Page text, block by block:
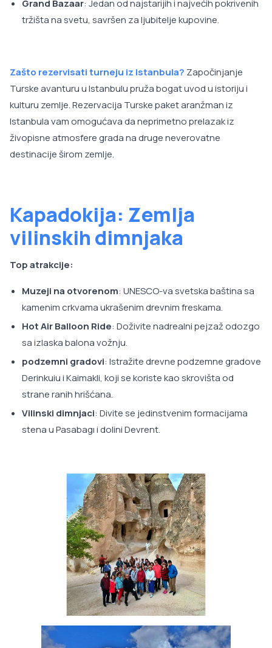
Grand Bazaar: Jedan od najstarijih i najvećih pokrivenih
tržišta na svetu, savršen za ljubitelje kupovine.
Zašto rezervisati turneju iz Istanbula? Započinjanje
Turske avanturu u Istanbulu pruža bogat uvod u istoriju i
kulturu zemlje. Rezervacija Turske paket aranžman iz
Istanbula vam omogućava da neprimetno prelazak iz
živopisne atmosfere grada na druge neverovatne
destinacije širom zemlje.
Kapadokija: Zemlja
vilinskih dimnjaka
Top atrakcije:
Muzeji na otvorenom: UNESCO-va svetska baština sa
kamenim crkvama ukrašenim drevnim freskama.
Hot Air Balloon Ride: Doživite nadrealni pejzaž odozgo
sa izlaska balona vožnju.
podzemni gradovi: Istražite drevne podzemne gradove
Derinkuiu i Kaimakli, koji se koriste kao skrovišta od
strane ranih hrišćana.
Vilinski dimnjaci: Divite se jedinstvenim formacijama
stena u Pasabagı i dolini Devrent.